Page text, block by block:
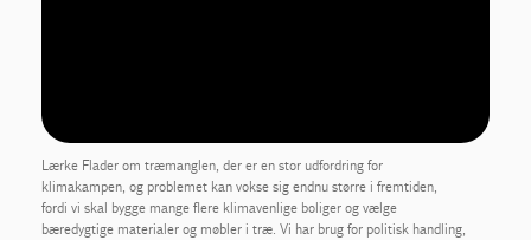
Lærke Flader om træmanglen, der er en stor udfordring for
klimakampen, og problemet kan vokse sig endnu større i fremtiden,
fordi vi skal bygge mange flere klimavenlige boliger og vælge
bæredygtige materialer og møbler i træ. Vi har brug for politisk handling,